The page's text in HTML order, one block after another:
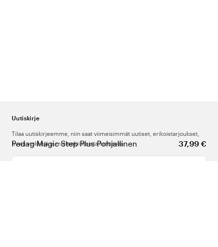
Pedag Magic Step Plus Pohjallinen 37,99 €
Uutiskirje
Tilaa uutiskirjeemme, niin saat viimeisimmät uutiset, erikoistarjoukset,
hyviä vinkkejä ja mielenkiintoista luettavaa.
Kirjoita sähköpostiosoitteesi